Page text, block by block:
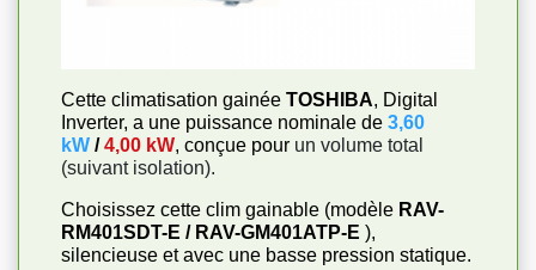
Cette climatisation gainée TOSHIBA, Digital
Inverter, a une puissance nominale de 3,60
kW /4,00 kW, conçue pour un volume total
(suivant isolation).
Choisissez cette clim gainable (modèle RAV-
RM401SDT-E / RAV-GM401ATP-E ),
silencieuse et avec une basse pression statique.